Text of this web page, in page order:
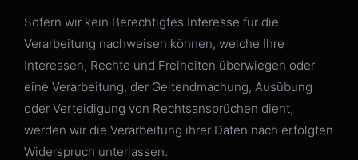
Sofern wir kein Berechtigtes Interesse für die
Verarbeitung nachweisen können, welche Ihre
Interessen, Rechte und Freiheiten überwiegen oder
eine Verarbeitung, der Geltendmachung, Ausübung
oder Verteidigung von Rechtsansprüchen dient,
werden wir die Verarbeitung ihrer Daten nach erfolgten
Widerspruch unterlassen.